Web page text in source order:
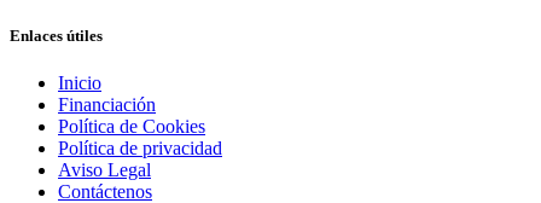
Enlaces útiles
Inicio
Financiación
Política de Cookies
Política de privacidad
Aviso Legal
Contáctenos